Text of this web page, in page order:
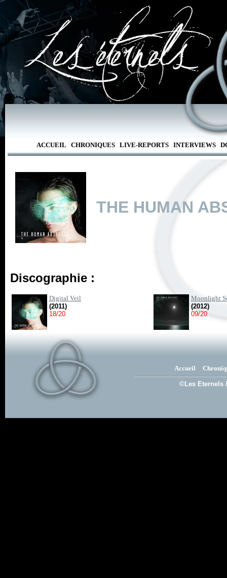
ACCUEIL CHRONIQUES LIVE-REPORTS INTERVIEWS
THE HUMAN
Discographie :
Digital Veil
(2011)
18/20
Moonlight
(2012)
09/20
Accueil
©Les Eternels